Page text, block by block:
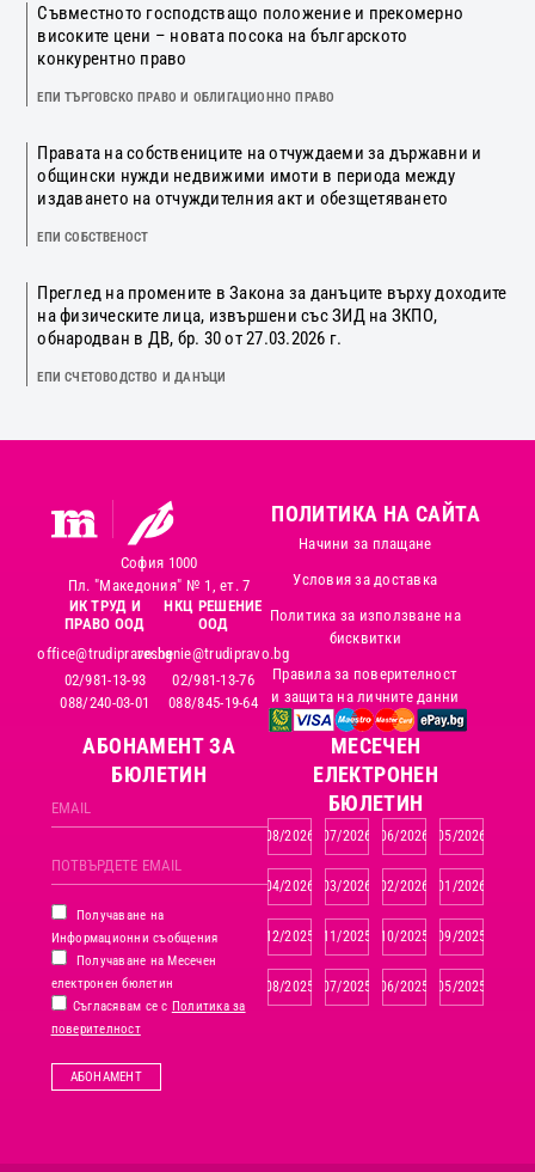
Съвместното господстващо положение и прекомерно
високите цени – новата посока на българското
конкурентно право
ЕПИ ТЪРГОВСКО ПРАВО И ОБЛИГАЦИОННО ПРАВО
Правата на собствениците на отчуждаеми за държавни и
общински нужди недвижими имоти в периода между
издаването на отчуждителния акт и обезщетяването
ЕПИ СОБСТВЕНОСТ
Преглед на промените в Закона за данъците върху доходите
на физическите лица, извършени със ЗИД на ЗКПО,
обнародван в ДВ, бр. 30 от 27.03.2026 г.
ЕПИ СЧЕТОВОДСТВО И ДАНЪЦИ
София 1000
Пл. "Македония" № 1, ет. 7
ИК ТРУД И
ПРАВО ООД
office@trudipravo.bg
02/981-13-93
088/240-03-01
НКЦ РЕШЕНИЕ
ООД
reshenie@trudipravo.bg
02/981-13-76
088/845-19-64
ПОЛИТИКА НА САЙТА
Начини за плащане
Условия за доставка
Политика за използване на
бисквитки
Правила за поверителност
и защита на личните данни
АБОНАМЕНТ ЗА
БЮЛЕТИН
Получаване на
Информационни съобщения
Получаване на Месечен
електронен бюлетин
Съгласявам се с Политика за
поверителност
АБОНАМЕНТ
MЕСЕЧЕН
ЕЛЕКТРОНЕН
БЮЛЕТИН
08/2026 07/2026 06/2026 05/2026
04/2026 03/2026 02/2026 01/2026
12/2025 11/2025 10/2025 09/2025
08/2025 07/2025 06/2025 05/2025